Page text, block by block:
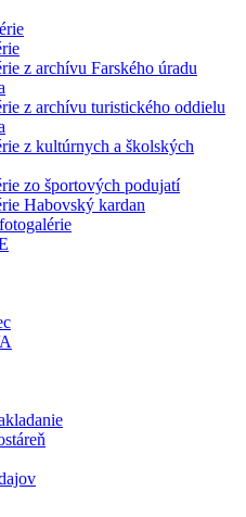
z archívu Farského úradu
z archívu turistického oddielu
z kultúrnych a školských
zo športových podujatí
Habovský kardan